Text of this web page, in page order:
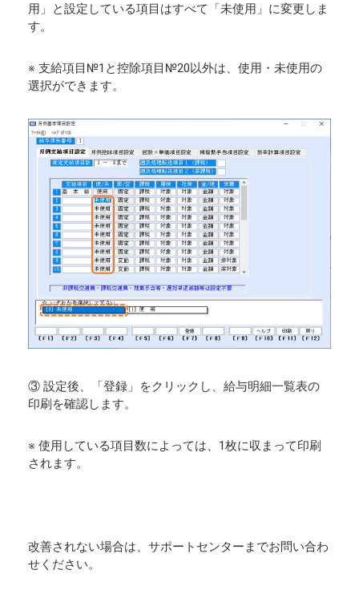
用」と設定している項目はすべて「未使用」に変更しま
す。
※ 支給項目№1と控除項目№20以外は、使用・未使用の
選択ができます。
③ 設定後、「登録」をクリックし、給与明細一覧表の
印刷を確認します。
※ 使用している項目数によっては、1枚に収まって印刷
されます。
改善されない場合は、サポートセンターまでお問い合わ
せください。